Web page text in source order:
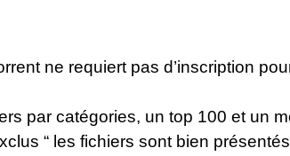
ne requiert pas d’inscription
par catégories, un top 100 et un
“ les fichiers sont bien